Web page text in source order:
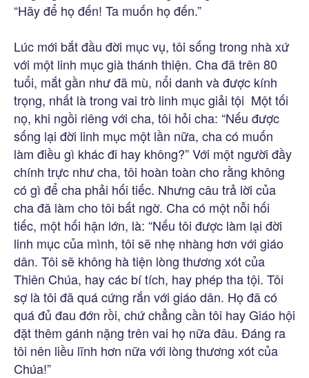
“Hãy để họ đến! Ta muốn họ đến.”
Lúc mới bắt đầu đời mục vụ, tôi sống trong nhà xứ
với một linh mục già thánh thiện. Cha đã trên 80
tuổi, mắt gần như đã mù, nổi danh và được kính
trọng, nhất là trong vai trò linh mục giải tội Một tối
nọ, khi ngồi riêng với cha, tôi hỏi cha: “Nếu được
sống lại đời linh mục một lần nữa, cha có muốn
làm điều gì khác đi hay không?” Với một người đầy
chính trực như cha, tôi hoàn toàn cho rằng không
có gì để cha phải hối tiếc. Nhưng câu trả lời của
cha đã làm cho tôi bất ngờ. Cha có một nỗi hối
tiếc, một hối hận lớn, là: “Nếu tôi được làm lại đời
linh mục của mình, tôi sẽ nhẹ nhàng hơn với giáo
dân. Tôi sẽ không hà tiện lòng thương xót của
Thiên Chúa, hay các bí tích, hay phép tha tội. Tôi
sợ là tôi đã quá cứng rắn với giáo dân. Họ đã có
quá đủ đau đớn rồi, chứ chẳng cần tôi hay Giáo hội
đặt thêm gánh nặng trên vai họ nữa đâu. Đáng ra
tôi nên liều lĩnh hơn nữa với lòng thương xót của
Chúa!”